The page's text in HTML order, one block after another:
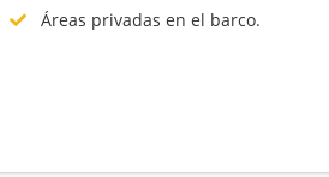
Áreas privadas en el barco.